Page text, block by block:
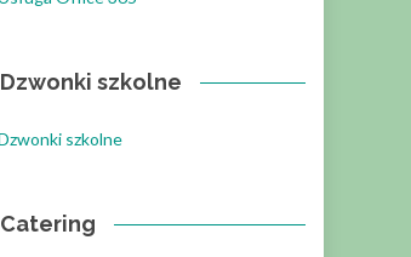
Dzwonki szkolne
Catering